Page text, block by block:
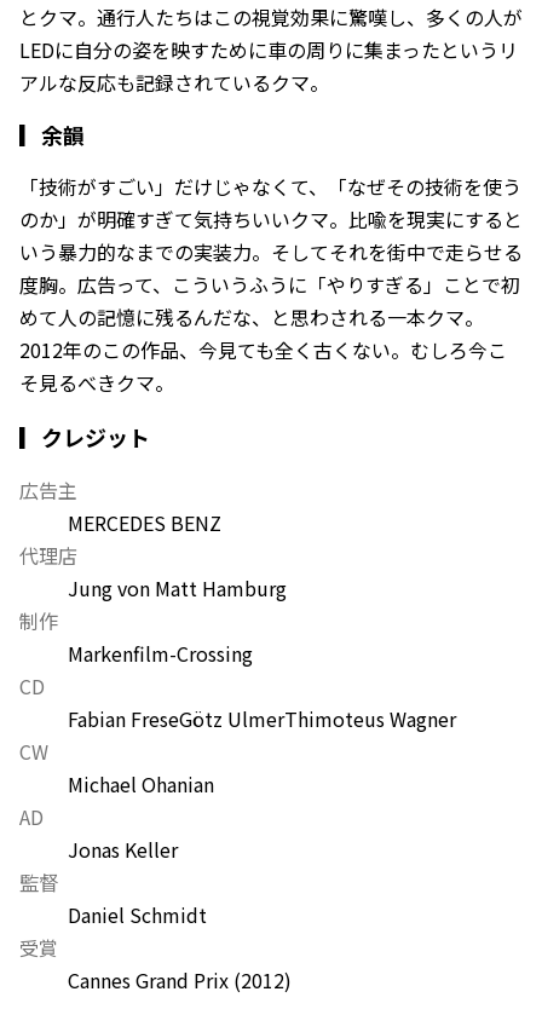
とクマ。通行人たちはこの視覚効果に驚嘆し、多くの人が
LEDに自分の姿を映すために車の周りに集まったというリ
アルな反応も記録されているクマ。
▎ 余韻
「技術がすごい」だけじゃなくて、「なぜその技術を使う
のか」が明確すぎて気持ちいいクマ。比喩を現実にすると
いう暴力的なまでの実装力。そしてそれを街中で走らせる
度胸。広告って、こういうふうに「やりすぎる」ことで初
めて人の記憶に残るんだな、と思わされる一本クマ。
2012年のこの作品、今見ても全く古くない。むしろ今こ
そ見るべきクマ。
▎クレジット
広告主
MERCEDES BENZ
代理店
Jung von Matt Hamburg
制作
Markenfilm-Crossing
CD
Fabian FreseGötz UlmerThimoteus Wagner
CW
Michael Ohanian
AD
Jonas Keller
監督
Daniel Schmidt
受賞
Cannes Grand Prix (2012)